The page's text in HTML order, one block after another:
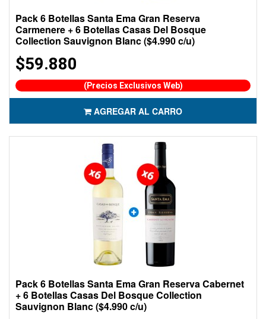
Pack 6 Botellas Santa Ema Gran Reserva
Carmenere + 6 Botellas Casas Del Bosque
Collection Sauvignon Blanc ($4.990 c/u)
$59.880
(Precios Exclusivos Web)
AGREGAR AL CARRO
Pack 6 Botellas Santa Ema Gran Reserva Cabernet
+ 6 Botellas Casas Del Bosque Collection
Sauvignon Blanc ($4.990 c/u)